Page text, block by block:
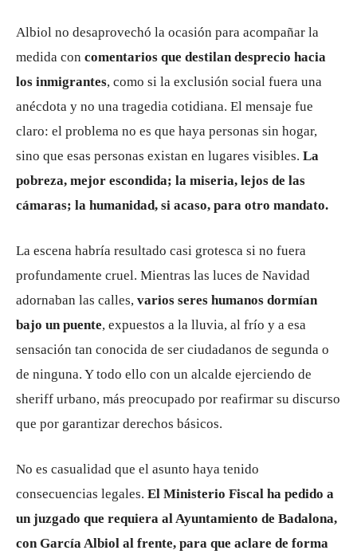
Albiol no desaprovechó la ocasión para acompañar la
medida con comentarios que destilan desprecio hacia
los inmigrantes, como si la exclusión social fuera una
anécdota y no una tragedia cotidiana. El mensaje fue
claro: el problema no es que haya personas sin hogar,
sino que esas personas existan en lugares visibles. La
pobreza, mejor escondida; la miseria, lejos de las
cámaras; la humanidad, si acaso, para otro mandato.
La escena habría resultado casi grotesca si no fuera
profundamente cruel. Mientras las luces de Navidad
adornaban las calles, varios seres humanos dormían
bajo un puente, expuestos a la lluvia, al frío y a esa
sensación tan conocida de ser ciudadanos de segunda o
de ninguna. Y todo ello con un alcalde ejerciendo de
sheriff urbano, más preocupado por reafirmar su discurso
que por garantizar derechos básicos.
No es casualidad que el asunto haya tenido
consecuencias legales. El Ministerio Fiscal ha pedido a
un juzgado que requiera al Ayuntamiento de Badalona,
con García Albiol al frente, para que aclare de forma